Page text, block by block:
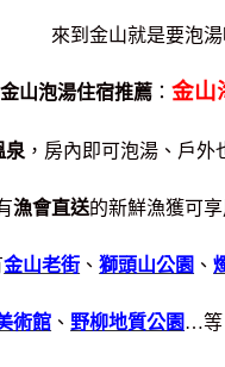
來到金山就是要泡湯
金山泡湯住宿推薦： 金山
泉 ，房內即可泡湯、戶外
漁會直送的新鮮漁獲可享
金山老街 、獅頭山公園 、
術館 、 野柳地質公園…等